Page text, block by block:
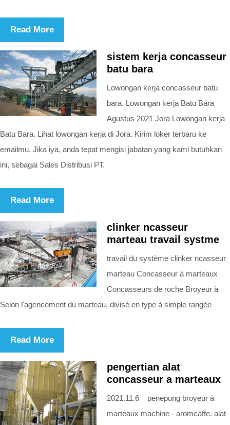
Read More
sistem kerja concasseur
batu bara
Lowongan kerja concasseur batu
bara. Lowongan kerja Batu Bara
Agustus 2021 Jora Lowongan kerja
Batu Bara. Lihat lowongan kerja di Jora. Kirim loker terbaru ke
emailmu. Jika iya, anda tepat mengisi jabatan yang kami butuhkan
ini, sebagai Sales Distribusi PT.
Read More
clinker ncasseur
marteau travail systme
travail du système clinker ncasseur
marteau Concasseur à marteaux
Concasseurs de roche Broyeur à
Selon l'agencement du marteau, divisé en type à simple rangée
Read More
pengertian alat
concasseur a marteaux
2021.11.6 penepung broyeur à
marteaux machine - aromcaffe. alat